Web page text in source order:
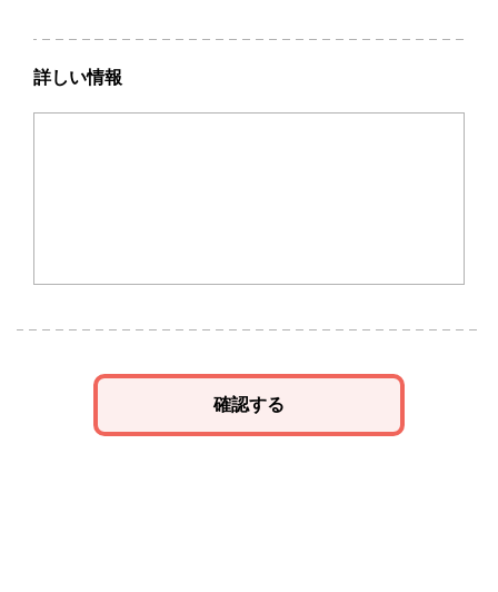
詳しい情報
確認する